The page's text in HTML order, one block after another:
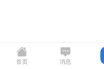
首页 消息